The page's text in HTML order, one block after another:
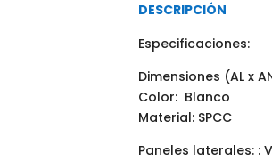
DESCRIPCIÓN
Especificaciones:
Dimensiones (AL x
Color: Blanco
Material: SPCC
Paneles laterales: :